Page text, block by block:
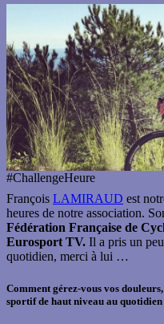
#ChallengeHeure
François LAMIRAUD est
heures de notre association.
Fédération Française de
Eurosport TV. Il a pris un
quotidien, merci à lui …
Comment gérez-vous vos
sportif de haut niveau au quotidien